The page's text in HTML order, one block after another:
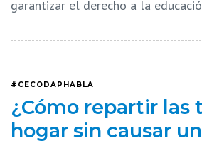
garantizar el derecho a la
#CECODAPHABLA
¿Cómo repartir las
hogar sin causar